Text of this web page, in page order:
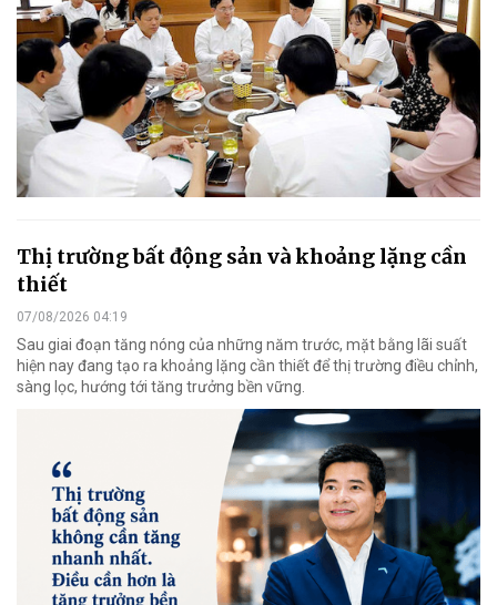
Thị trường bất động sản và khoảng lặng cần
thiết
07/08/2026 04:19
Sau giai đoạn tăng nóng của những năm trước, mặt bằng lãi suất
hiện nay đang tạo ra khoảng lặng cần thiết để thị trường điều chỉnh,
sàng lọc, hướng tới tăng trưởng bền vững.